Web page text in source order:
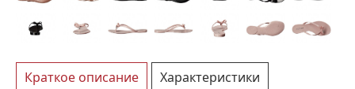
Краткое описание
Характеристики